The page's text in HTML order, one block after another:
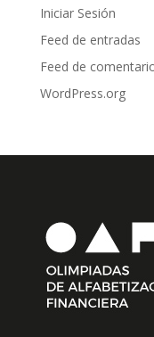
Iniciar Sesión
Feed de entradas
Feed de
WordPress.org